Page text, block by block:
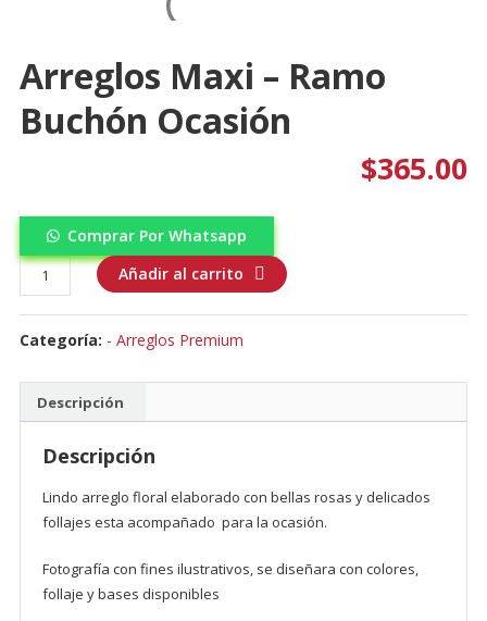
Arreglos Maxi – Ramo
Buchón Ocasión
$365.00
Comprar Por Whatsapp
Arreglos
Maxi
-
Ramo
cantidad
Añadir al carrito
Categoría: - Arreglos Premium
Descripción
Descripción
Lindo arreglo floral elaborado con bellas rosas y delicados
follajes esta acompañado para la ocasión.
Fotografía con fines ilustrativos, se diseñara con colores,
follaje y bases disponibles